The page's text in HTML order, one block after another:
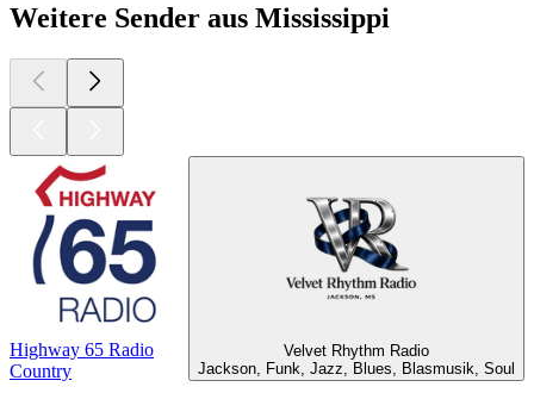
Weitere Sender aus Mississippi
Highway 65 Radio
Country
Velvet Rhythm Radio
Jackson, Funk, Jazz, Blues, Blasmusik, Soul